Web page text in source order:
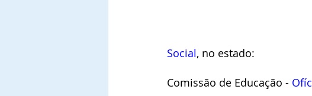
Social, no estado:
Comissão de Educação -